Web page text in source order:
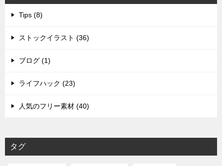
Tips (8)
ストックイラスト (36)
ブログ (1)
ライフハック (23)
人気のフリー素材 (40)
タグ